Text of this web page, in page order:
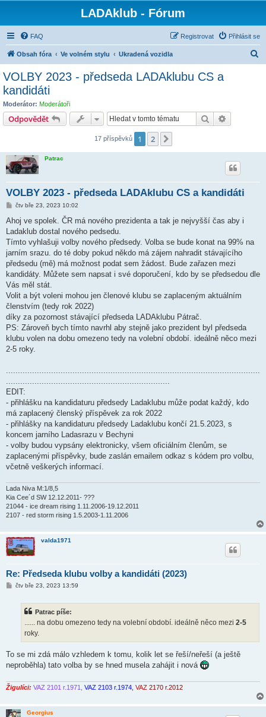
LADAklub - Fórum
FAQ Přihlásit se
Registrovat
Obsah fóra Ve volném stylu Ukradená vozidla
VOLBY 2023 - předseda LADAklubu CS a
kandidáti
Moderátor: Moderátoři
Odpovědět Hledat
17 příspěvků 1 2
Patrac
VOLBY 2023 - předseda LADAklubu CS a kandidáti
P
í
p
ě
e
k
čtv bře 23, 2023 10:02
Ahoj ve spolek. ČR má nového prezidenta a tak je nejvyšší čas aby i
Ladaklub dostal nového pedsedu.
Tímto vyhlašuji volby nového předsedy. Volba se bude konat na 99% na
jarním srazu. do té doby pokud někdo má zájem nahradit stávajícího
předsedu (mě) má možnost podat sem žádost. Bude zařazen mezi
kandidáty. Můžete sem napsat i své doporučení, kdo by se předsedou dle
Vás měl stát.
Volit a být voleni mohou jen členové klubu se zaplaceným aktuálním
členstvím (tedy rok 2022)
díky za pozornost stávající předseda LADAklubu Pátrač.
PS: Zároveň bych tímto navrhl aby stejně jako prezident byl předseda
klubu volen na dobu omezeno tedy na volební období. ideálně něco mezi
2-5 roky.
EDIT:
- přihlášku na kandidaturu předsedy Ladaklubu může podat každý, kdo
má zaplacený členský příspěvek za rok 2022
- přihlášky na kandidaturu předsedy Ladaklubu končí 21.5.2023, s
koncem jarního Ladasrazu v Bechyni
- volby budou vypsány elektronicky, všem oficiálním členům, se
zaplacenými příspěvky, bude zaslán emailem odkaz s kódem pro volbu,
včetně veškerých informací.
Lada Niva M:1/8,5
Kia Cee´d SW 12.12.2011- ???
21044 - ice dream rising 1.11.2006-19.12.2011
2107 - red storm rising 1.5.2003-1.11.2006
valda1971
Re: Předseda klubu volby a kandidáti (2023)
Pčtv bře 23, 2023 13:59
Patrac píše:
...... na dobu omezeno tedy na volební období. ideálně něco mezi 2-5
roky.
To se mi zdá málo vzhledem k tomu, kolik let se řeší/neřeší (a ještě
neproběhla) tato volba by se hned musela zahájit i nová
Žigulíci: VAZ 2101 r.1971, VAZ 2103 r.1974, VAZ 2170 r.2012
Georgius